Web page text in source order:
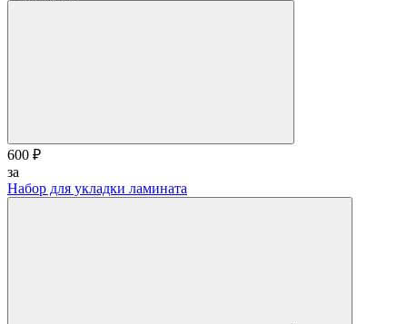
600 ₽
за
Набор для укладки ламината